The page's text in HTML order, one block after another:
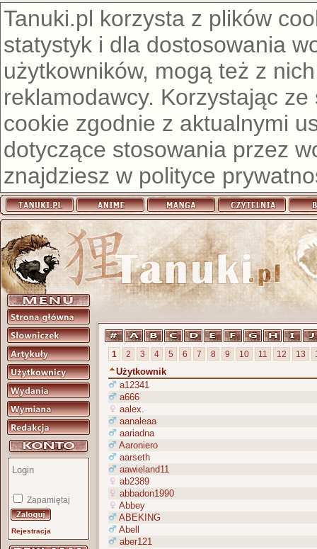
Tanuki.pl korzysta z plików
statystyk i dla dostosowania
użytkowników, mogą też z
reklamodawcy. Korzystając
cookie zgodnie z aktualnymi
dotyczące stosowania przez
znajdziesz w polityce
Zapamiętaj
Rejestracja
1 2 3 4 5 6 7 8 9 10 11 12 13
Użytkownik
a12341
a666
aalex.
aanaleaa
aariadna
Aaroniero
aarseth
aawieland11
ab2389
abbadon1990
Abbey
ABEKING
Abell
aber121